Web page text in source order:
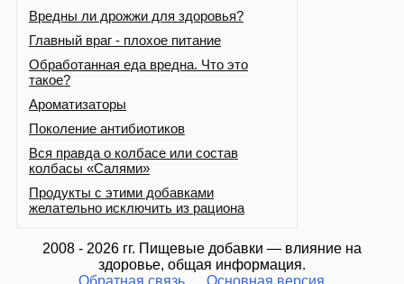
Вредны ли дрожжи для здоровья?
Главный враг - плохое питание
Обработанная еда вредна. Что это
такое?
Ароматизаторы
Поколение антибиотиков
Вся правда о колбасе или состав
колбасы «Салями»
Продукты с этими добавками
желательно исключить из рациона
2008 - 2026 гг. Пищевые добавки — влияние на
здоровье, общая информация.
Обратная связь
Основная версия